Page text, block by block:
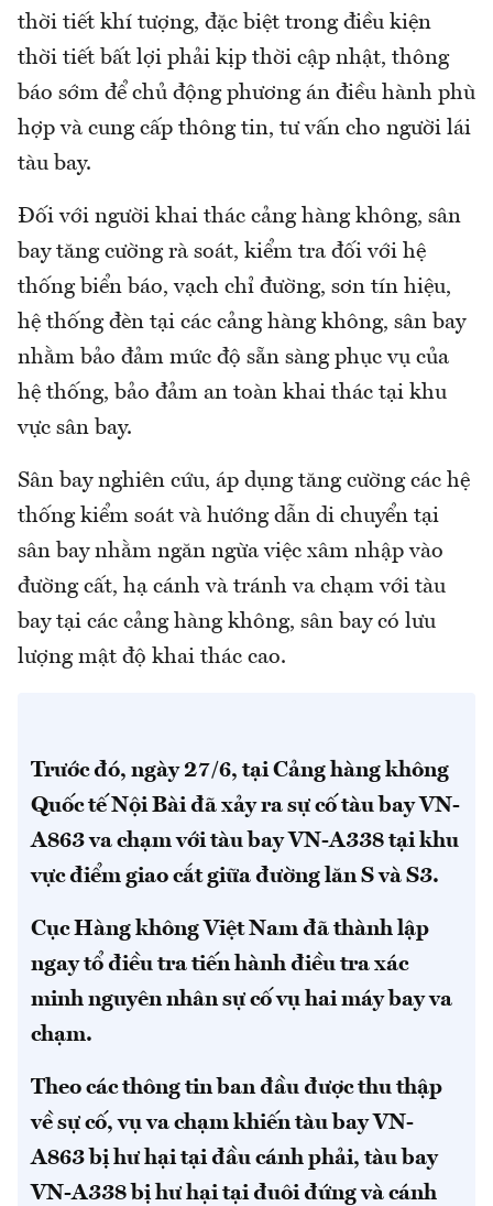
thời tiết khí tượng, đặc biệt trong điều kiện
thời tiết bất lợi phải kịp thời cập nhật, thông
báo sớm để chủ động phương án điều hành phù
hợp và cung cấp thông tin, tư vấn cho người lái
tàu bay.
Đối với người khai thác cảng hàng không, sân
bay tăng cường rà soát, kiểm tra đối với hệ
thống biển báo, vạch chỉ đường, sơn tín hiệu,
hệ thống đèn tại các cảng hàng không, sân bay
nhằm bảo đảm mức độ sẵn sàng phục vụ của
hệ thống, bảo đảm an toàn khai thác tại khu
vực sân bay.
Sân bay nghiên cứu, áp dụng tăng cường các hệ
thống kiểm soát và hướng dẫn di chuyển tại
sân bay nhằm ngăn ngừa việc xâm nhập vào
đường cất, hạ cánh và tránh va chạm với tàu
bay tại các cảng hàng không, sân bay có lưu
lượng mật độ khai thác cao.
Trước đó, ngày 27/6, tại Cảng hàng không
Quốc tế Nội Bài đã xảy ra sự cố tàu bay VN-
A863 va chạm với tàu bay VN-A338 tại khu
vực điểm giao cắt giữa đường lăn S và S3.
Cục Hàng không Việt Nam đã thành lập
ngay tổ điều tra tiến hành điều tra xác
minh nguyên nhân sự cố vụ hai máy bay va
chạm.
Theo các thông tin ban đầu được thu thập
về sự cố, vụ va chạm khiến tàu bay VN-
A863 bị hư hại tại đầu cánh phải, tàu bay
VN-A338 bị hư hại tại đuôi đứng và cánh